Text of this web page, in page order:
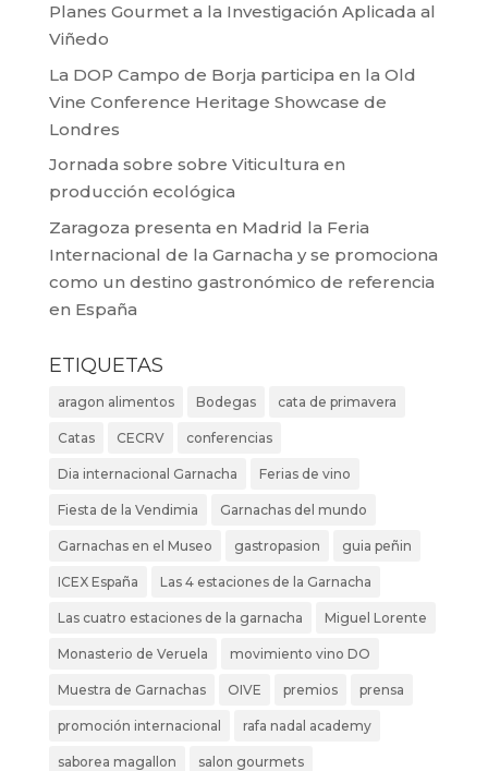
Planes Gourmet a la Investigación Aplicada al
Viñedo
La DOP Campo de Borja participa en la Old
Vine Conference Heritage Showcase de
Londres
Jornada sobre sobre Viticultura en
producción ecológica
Zaragoza presenta en Madrid la Feria
Internacional de la Garnacha y se promociona
como un destino gastronómico de referencia
en España
ETIQUETAS
aragon alimentos Bodegas cata de primavera
Catas CECRV conferencias
Dia internacional Garnacha Ferias de vino
Fiesta de la Vendimia Garnachas del mundo
Garnachas en el Museo gastropasion guia peñin
ICEX España Las 4 estaciones de la Garnacha
Las cuatro estaciones de la garnacha Miguel Lorente
Monasterio de Veruela movimiento vino DO
Muestra de Garnachas OIVE premios prensa
promoción internacional rafa nadal academy
saborea magallon salon gourmets